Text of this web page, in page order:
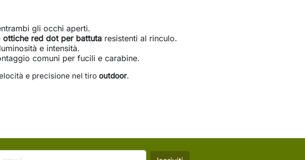
gli occhi aperti.
ottiche red dot per battuta resistenti al rinculo.
e intensità.
comuni per fucili e carabine.
e precisione nel tiro outdoor.